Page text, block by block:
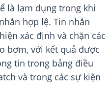
là lạm dụng trong khi
hợp lệ. Tin nhắn
xác định và chặn các
bơm, với kết quả được
tin trong bảng điều
và trong các sự kiện